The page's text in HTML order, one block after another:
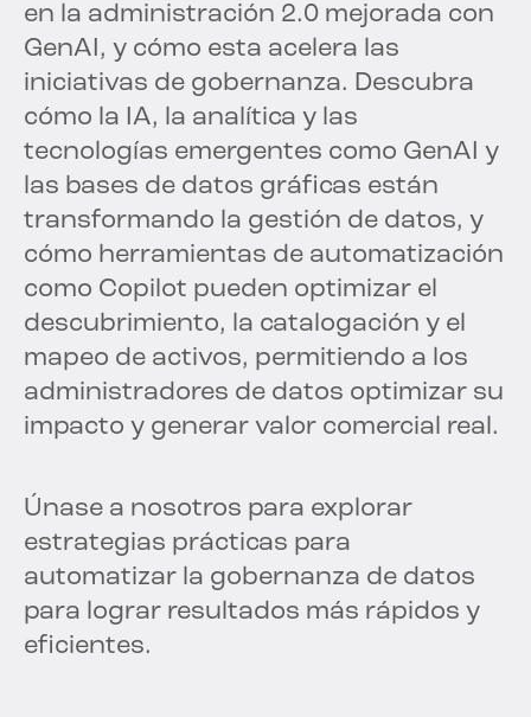
en la administración 2.0 mejorada con
GenAI, y cómo esta acelera las
iniciativas de gobernanza. Descubra
cómo la IA, la analítica y las
tecnologías emergentes como GenAI y
las bases de datos gráficas están
transformando la gestión de datos, y
cómo herramientas de automatización
como Copilot pueden optimizar el
descubrimiento, la catalogación y el
mapeo de activos, permitiendo a los
administradores de datos optimizar su
impacto y generar valor comercial real.
Únase a nosotros para explorar
estrategias prácticas para
automatizar la gobernanza de datos
para lograr resultados más rápidos y
eficientes.